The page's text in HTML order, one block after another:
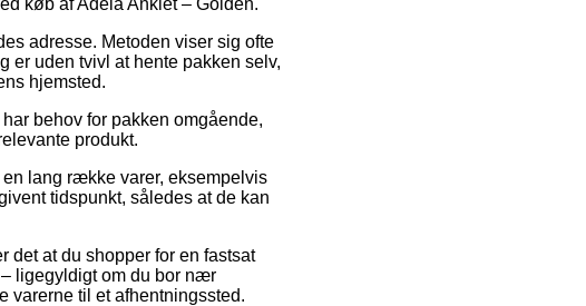
adresse. Metoden viser sig ofte
er uden tvivl at hente pakken selv,
hjemsted.
behov for pakken omgående,
produkt.
lang række varer, eksempelvis
tidspunkt, således at de kan
det at du shopper for en fastsat
ligegyldigt om du bor nær
varerne til et afhentningssted.